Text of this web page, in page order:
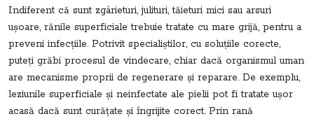
Indiferent că sunt zgârieturi, julituri, tăieturi mici sau arsuri
ușoare, rănile superficiale trebuie tratate cu mare grijă, pentru a
preveni infecțiile. Potrivit specialiștilor, cu soluțiile corecte,
puteți grăbi procesul de vindecare, chiar dacă organismul uman
are mecanisme proprii de regenerare și reparare. De exemplu,
leziunile superficiale și neinfectate ale pielii pot fi tratate ușor
acasă dacă sunt curățate și îngrijite corect. Prin rană